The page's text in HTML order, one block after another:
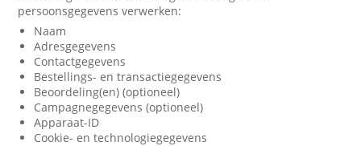
persoonsgegevens verwerken:
Naam
Adresgegevens
Contactgegevens
Bestellings- en transactiegegevens
Beoordeling(en) (optioneel)
Campagnegegevens (optioneel)
Apparaat-ID
Cookie- en technologiegegevens